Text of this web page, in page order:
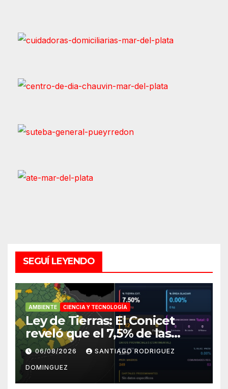
SEGUÍ LEYENDO
AMBIENTE CIENCIA Y TECNOLOGÍA
Ley de Tierras: El Conicet
reveló que el 7,5% de las
tierras rurales de Mar del
Plata pertenecen a
extranjeros
06/08/2026 SANTIAGO RODRIGUEZ
DOMINGUEZ